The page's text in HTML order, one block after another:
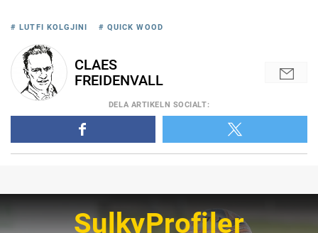
# LUTFI KOLGJINI # QUICK WOOD
CLAES
FREIDENVALL
DELA ARTIKELN SOCIALT:
SulkyProfiler